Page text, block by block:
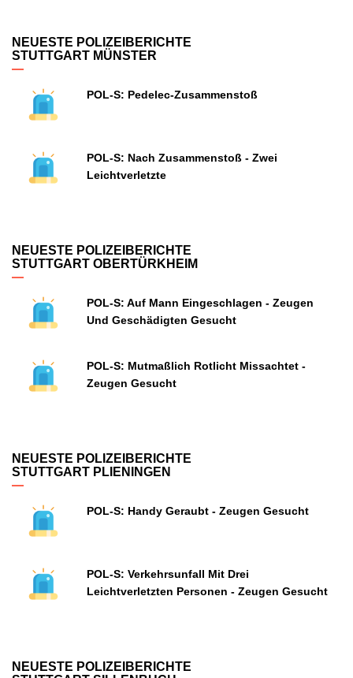
NEUESTE POLIZEIBERICHTE
STUTTGART MÜNSTER
POL-S: Pedelec-Zusammenstoß
POL-S: Nach Zusammenstoß - Zwei
Leichtverletzte
NEUESTE POLIZEIBERICHTE
STUTTGART OBERTÜRKHEIM
POL-S: Auf Mann Eingeschlagen - Zeugen
Und Geschädigten Gesucht
POL-S: Mutmaßlich Rotlicht Missachtet -
Zeugen Gesucht
NEUESTE POLIZEIBERICHTE
STUTTGART PLIENINGEN
POL-S: Handy Geraubt - Zeugen Gesucht
POL-S: Verkehrsunfall Mit Drei
Leichtverletzten Personen - Zeugen Gesucht
NEUESTE POLIZEIBERICHTE